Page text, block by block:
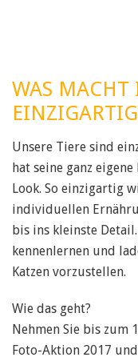
WAS MACHT
Unsere Tiere sind
hat seine ganz
Look. So einzigartig
individuellen
bis ins kleinste
kennenlernen und
Katzen vorzustellen.
Wie das geht?
Nehmen Sie bis zum
Foto-Aktion 2017